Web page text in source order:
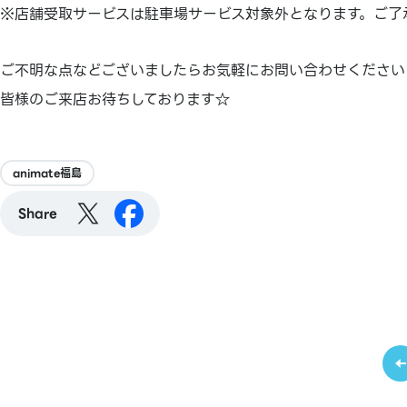
※店舗受取サービスは駐車場サービス対象外となります。ご了
ご不明な点などございましたらお気軽にお問い合わせください
皆様のご来店お待ちしております☆
animate福島
Share